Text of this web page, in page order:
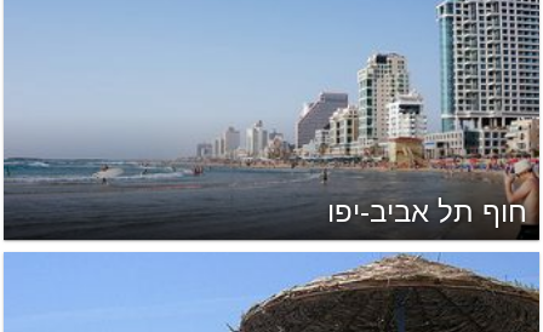
חוף תל אביב-יפו